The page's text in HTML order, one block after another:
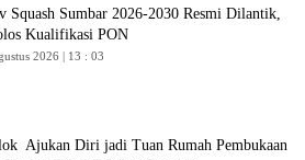
Squash Sumbar 2026-2030 Resmi Dilantik,
Kualifikasi PON
2026 | 13 : 03
Ajukan Diri jadi Tuan Rumah Pembukaan